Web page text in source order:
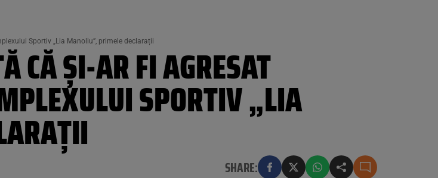
Sportiv „Lia Manoliu”, primele declarații
CĂ ȘI-AR FI AGRESAT
SPORTIV „LIA
SHARE: